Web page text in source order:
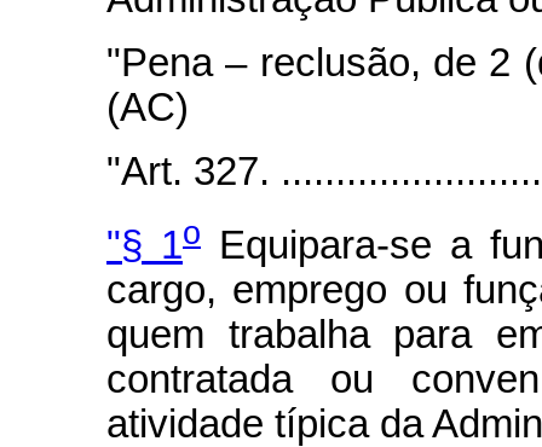
"Pena – reclusão, de 2
(AC)
"Art. 327.
"§ 1o Equipara-se a
cargo, emprego ou
quem trabalha para
contratada ou
atividade típica da